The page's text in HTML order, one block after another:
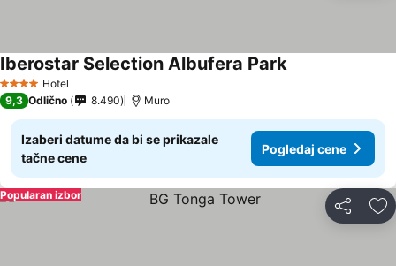
4 ZvezdiceHotel
Iberostar Selection Albufera Park
9,3 Odlično 8.490 Muro
Izaberi datume da bi se prikazale
tačne cene
Pogledaj cene
Deli
Popularan izbor